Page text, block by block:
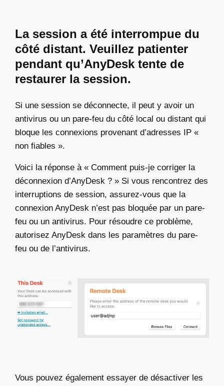
La session a été interrompue du
côté distant. Veuillez patienter
pendant qu’AnyDesk tente de
restaurer la session.
Si une session se déconnecte, il peut y avoir un
antivirus ou un pare-feu du côté local ou distant qui
bloque les connexions provenant d’adresses IP «
non fiables ».
Voici la réponse à « Comment puis-je corriger la
déconnexion d’AnyDesk ? » Si vous rencontrez des
interruptions de session, assurez-vous que la
connexion AnyDesk n’est pas bloquée par un pare-
feu ou un antivirus. Pour résoudre ce problème,
autorisez AnyDesk dans les paramètres du pare-
feu ou de l’antivirus.
Vous pouvez également essayer de désactiver les